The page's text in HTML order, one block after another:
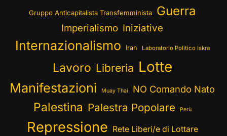
Gruppo Anticapitalista Transfemminista Guerra
Imperialismo Iniziative
Internazionalismo Iran Laboratorio Politico Iskra
Lavoro Libreria Lotte
Manifestazioni Muay Thai NO Comando Nato
Palestina Palestra Popolare Perù
Repressione Rete Liberi/e di Lottare